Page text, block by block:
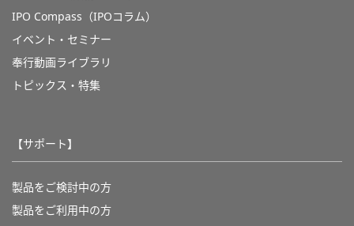
IPO Compass（IPOコラム）
イベント・セミナー
奉行動画ライブラリ
トピックス・特集
【サポート】
製品をご検討中の方
製品をご利用中の方